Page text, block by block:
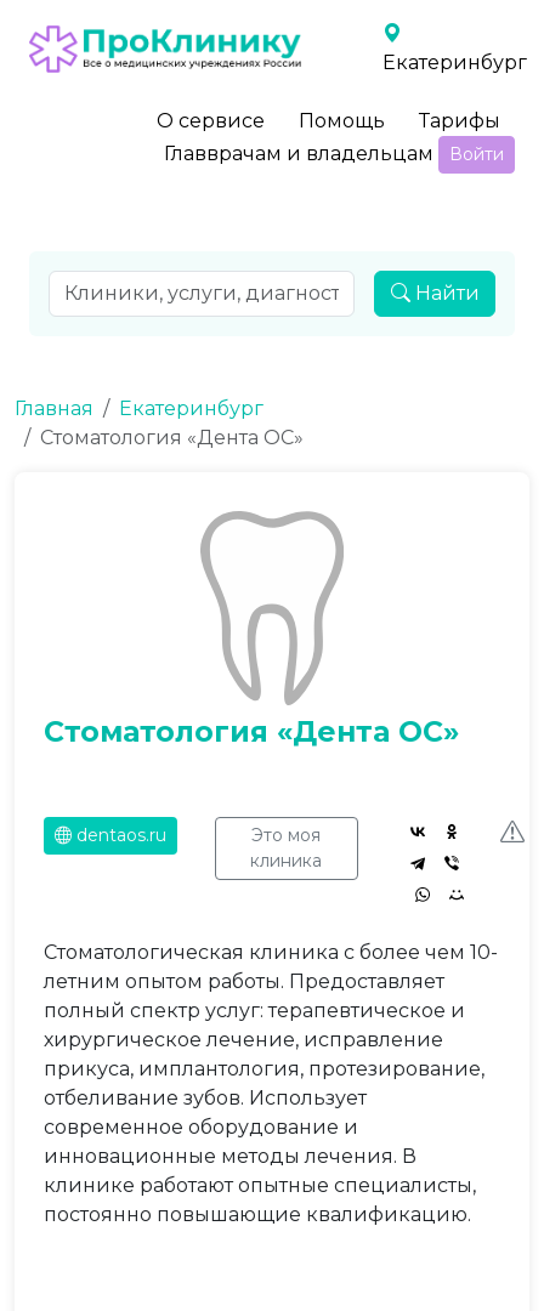
Екатеринбург
О сервисе Помощь
Тарифы
Главврачам и владельцам
Войти
Найти
Главная
Екатеринбург
Стоматология «Дента ОС»
Стоматология «Дента ОС»
dentaos.ru
Это моя
клиника
Стоматологическая клиника с более чем 10-
летним опытом работы. Предоставляет
полный спектр услуг: терапевтическое и
хирургическое лечение, исправление
прикуса, имплантология, протезирование,
отбеливание зубов. Использует
современное оборудование и
инновационные методы лечения. В
клинике работают опытные специалисты,
постоянно повышающие квалификацию.